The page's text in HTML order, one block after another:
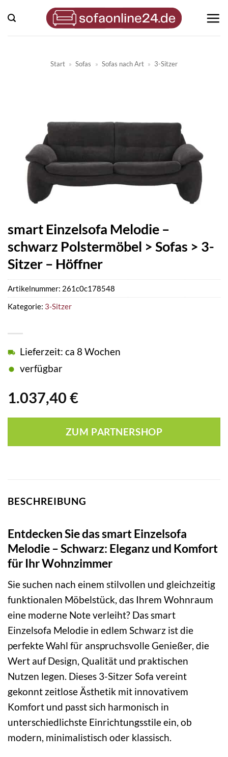
Inhalt
springen
Start » Sofas » Sofas nach Art » 3-Sitzer
smart Einzelsofa Melodie –
schwarz Polstermöbel > Sofas > 3-
Sitzer – Höffner
1.037,40 €
Lieferzeit: ca 8 Wochen
verfügbar
ZUM PARTNERSHOP
Artikelnummer: 261c0c178548
Kategorie: 3-Sitzer
BESCHREIBUNG
Entdecken Sie das smart Einzelsofa
Melodie – Schwarz: Eleganz und Komfort
für Ihr Wohnzimmer
Sie suchen nach einem stilvollen und gleichzeitig
funktionalen Möbelstück, das Ihrem Wohnraum
eine moderne Note verleiht? Das smart
Einzelsofa Melodie in edlem Schwarz ist die
perfekte Wahl für anspruchsvolle Genießer, die
Wert auf Design, Qualität und praktischen
Nutzen legen. Dieses 3-Sitzer Sofa vereint
gekonnt zeitlose Ästhetik mit innovativem
Komfort und passt sich harmonisch in
unterschiedlichste Einrichtungsstile ein, ob
modern, minimalistisch oder klassisch.